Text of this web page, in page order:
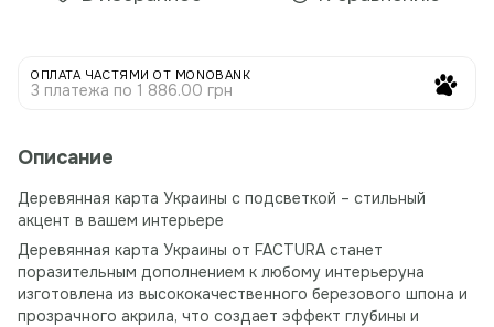
ОПЛАТА ЧАСТЯМИ ОТ MONOBANK
3 платежа по 1 886.00 грн
Описание
Деревянная карта Украины с подсветкой – стильный
акцент в вашем интерьере
Деревянная карта Украины от FACTURA станет
поразительным дополнением к любому интерьеруна
изготовлена ​​из высококачественного березового шпона и
прозрачного акрила, что создает эффект глубины и